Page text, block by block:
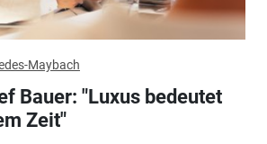
Maybach
Bauer: "Luxus bedeutet
Zeit"